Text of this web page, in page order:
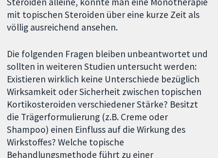
mit topischen Steroiden über eine kurze Zeit als
völlig ausreichend ansehen.
Die folgenden Fragen bleiben unbeantwortet und
sollten in weiteren Studien untersucht werden:
Existieren wirklich keine Unterschiede bezüglich
Wirksamkeit oder Sicherheit zwischen topischen
Kortikosteroiden verschiedener Stärke? Besitzt
die Trägerformulierung (z.B. Creme oder
Shampoo) einen Einfluss auf die Wirkung des
Wirkstoffes? Welche topische
Behandlungsmethode führt zu einer